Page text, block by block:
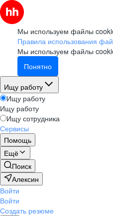
Мы используем файлы
Правила использования
Мы используем файлы
Понятно
Ищу работу
Ищу работу
Ищу работу
Ищу сотрудника
Сервисы
Помощь
Ещё
Поиск
Алексин
Войти
Войти
Создать резюме